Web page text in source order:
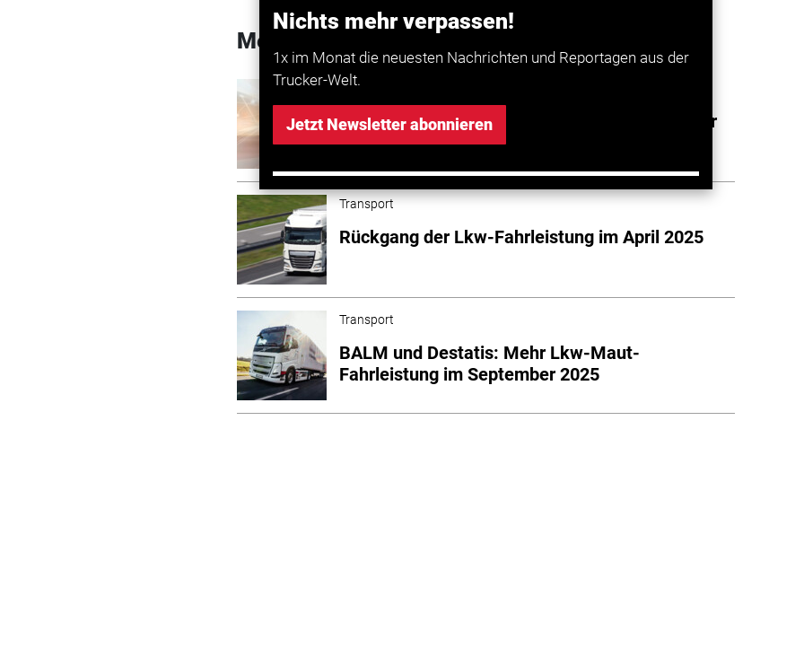
Nichts mehr verpassen!
1x im Monat die neuesten Nachrichten und Reportagen aus der
Trucker-Welt.
Jetzt Newsletter abonnieren
Mehr zum Thema entdecken
Transport
Lkw-Fahrleistung auf Autobahnen geht spürbar
zurück
Transport
Rückgang der Lkw-Fahrleistung im April 2025
Transport
BALM und Destatis: Mehr Lkw-Maut-
Fahrleistung im September 2025